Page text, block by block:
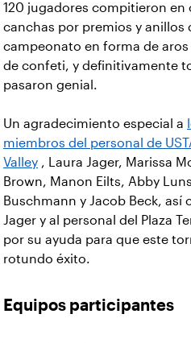
120 jugadores compitieron en
canchas por premios y anillos
campeonato en forma de
de confeti, y definitivamente
pasaron genial.
Un agradecimiento especial a
miembros del personal de
Valley , Laura Jager, Marissa
Brown, Manon Eilts, Abby
Buschmann y Jacob Beck, así
Jager y al personal del Plaza
por su ayuda para que este
rotundo éxito.
Equipos participantes